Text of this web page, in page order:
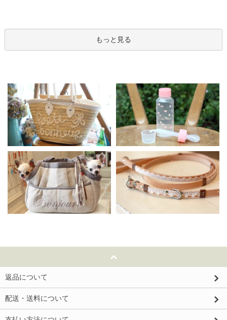
もっと見る
返品について
配送・送料について